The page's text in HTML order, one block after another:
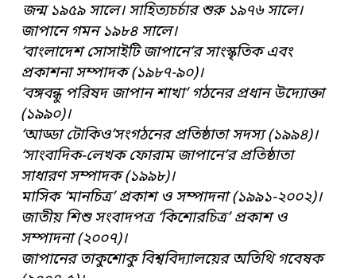
জন্ম ১৯৫৯ সালে। সাহিত্যচর্চার শুরু ১৯৭৬ সালে।
জাপানে গমন ১৯৮৪ সালে।
‘বাংলাদেশ সোসাইটি জাপানে’র সাংস্কৃতিক এবং
প্রকাশনা সম্পাদক (১৯৮৭-৯০)।
‘বঙ্গবন্ধু পরিষদ জাপান শাখা’ গঠনের প্রধান উদ্যোক্তা
(১৯৯০)।
‘আড্ডা টোকিও’সংগঠনের প্রতিষ্ঠাতা সদস্য (১৯৯৪)।
‘সাংবাদিক-লেখক ফোরাম জাপানে’র প্রতিষ্ঠাতা
সাধারণ সম্পাদক (১৯৯৮)।
মাসিক ‘মানচিত্র’ প্রকাশ ও সম্পাদনা (১৯৯১-২০০২)।
জাতীয় শিশু সংবাদপত্র ‘কিশোরচিত্র’ প্রকাশ ও
সম্পাদনা (২০০৭)।
জাপানের তাকুশোকু বিশ্ববিদ্যালয়ের অতিথি গবেষক